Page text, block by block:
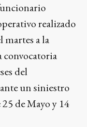
realizado
martes a la
convocatoria
del
un siniestro
de Mayo y 14